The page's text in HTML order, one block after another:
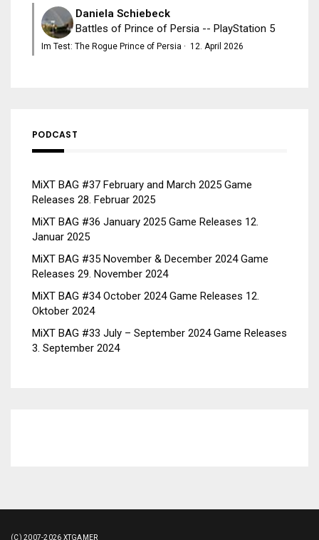
Daniela Schiebeck
Battles of Prince of Persia -- PlayStation 5
Im Test: The Rogue Prince of Persia · 12. April 2026
PODCAST
MiXT BAG #37 February and March 2025 Game
Releases 28. Februar 2025
MiXT BAG #36 January 2025 Game Releases 12.
Januar 2025
MiXT BAG #35 November & December 2024 Game
Releases 29. November 2024
MiXT BAG #34 October 2024 Game Releases 12.
Oktober 2024
MiXT BAG #33 July – September 2024 Game Releases
3. September 2024
(C) 2007-2026 XTGAMER